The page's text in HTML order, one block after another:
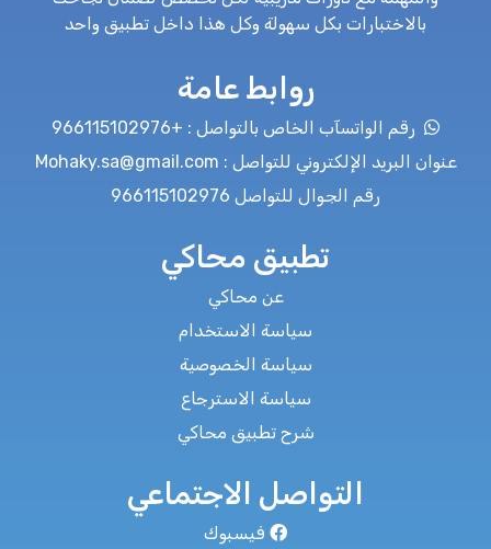
بالاختبارات بكل سهولة وكل هذا داخل تطبيق واحد
روابط عامة
رقم الواتسآب الخاص بالتواصل : +966115102976
عنوان البريد الإلكتروني للتواصل : Mohaky.sa@gmail.com
رقم الجوال للتواصل 966115102976
تطبيق محاكي
عن محاكي
سياسة الاستخدام
سياسة الخصوصية
سياسة الاسترجاع
شرح تطبيق محاكي
التواصل الاجتماعي
فيسبوك